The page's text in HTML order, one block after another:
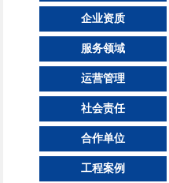
企业资质
服务领域
运营管理
社会责任
合作单位
工程案例